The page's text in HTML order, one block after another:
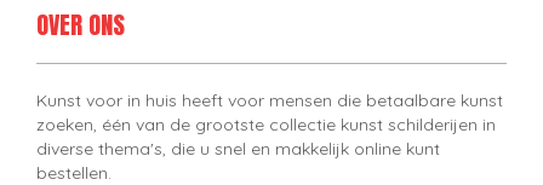
OVER ONS
Kunst voor in huis heeft voor mensen die betaalbare kunst
zoeken, één van de grootste collectie kunst schilderijen in
diverse thema's, die u snel en makkelijk online kunt
bestellen.